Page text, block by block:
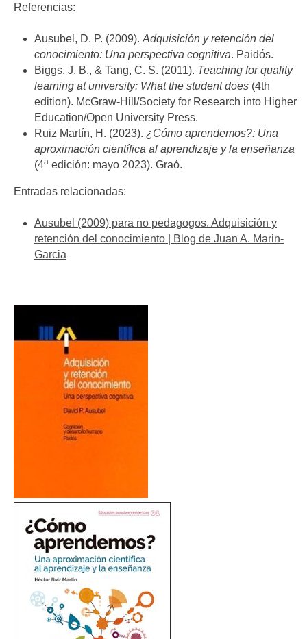
Referencias:
Ausubel, D. P. (2009). Adquisición y retención del
conocimiento: Una perspectiva cognitiva. Paidós.
Biggs, J. B., & Tang, C. S. (2011). Teaching for quality
learning at university: What the student does (4th
edition). McGraw-Hill/Society for Research into Higher
Education/Open University Press.
Ruiz Martín, H. (2023). ¿Cómo aprendemos?: Una
aproximación científica al aprendizaje y la enseñanza
(4a edición: mayo 2023). Graó.
Entradas relacionadas:
Ausubel (2009) para no pedagogos. Adquisición y
retención del conocimiento | Blog de Juan A. Marin-
Garcia